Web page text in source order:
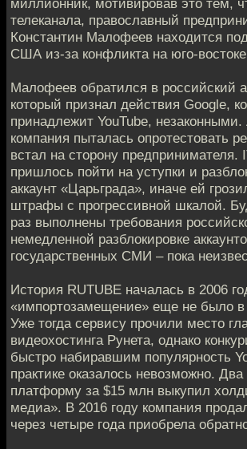
миллионник, мотивировав это тем,
телеканала, православный
Константин Малофеев находится
США из-за конфликта на юго-
Малофеев обратился в российский
который признал действия Google,
принадлежит YouTube, незаконными.
компания пыталась опротестовать
встал на сторону предпринимателя.
пришлось пойти на уступки и
аккаунт «Царьграда», иначе ей
штрафы с прогрессивной шкалой.
раз выполнены требования
немедленной разблокировке
государственных СМИ – пока
История RUTUBE началась в 2006
«импортозамещение» еще не было в
Уже тогда сервису прочили место
видеохостинга Рунета, однако
быстро набиравшим популярность
практике оказалось невозможно. Два
платформу за $15 млн выкупил
медиа». В 2016 году компания
через четыре года приобрела